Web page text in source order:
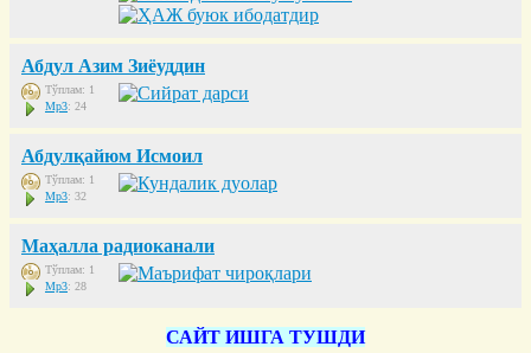
Абдул Азим Зиёуддин
Тўплам: 1
Mp3: 24
Абдулқайюм Исмоил
Тўплам: 1
Mp3: 32
Маҳалла радиоканали
Тўплам: 1
Mp3: 28
САЙТ ИШГА ТУШДИ